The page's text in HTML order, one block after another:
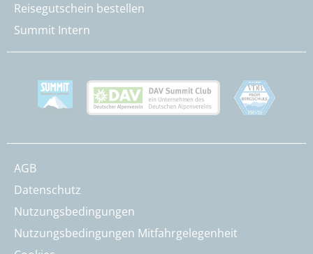
Reisegutschein bestellen
Summit Intern
AGB
Datenschutz
Nutzungsbedingungen
Nutzungsbedingungen Mitfahrgelegenheit